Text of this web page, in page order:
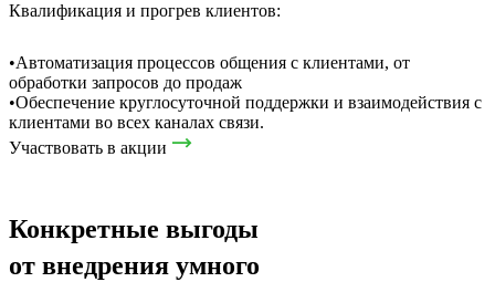
Квалификация и прогрев клиентов:
•Автоматизация процессов общения с клиентами, от
обработки запросов до продаж
•Обеспечение круглосуточной поддержки и взаимодействия с
клиентами во всех каналах связи.
Участвовать в акции
Конкретные выгоды
от внедрения умного